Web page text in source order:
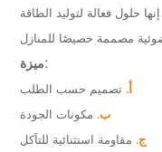
حلول فعالة لتوليد الطاقة
ميزة:
أ.تصميم حسب الطلب
ب. مكونات الجودة
ج. مقاومة استثنائية للتآكل